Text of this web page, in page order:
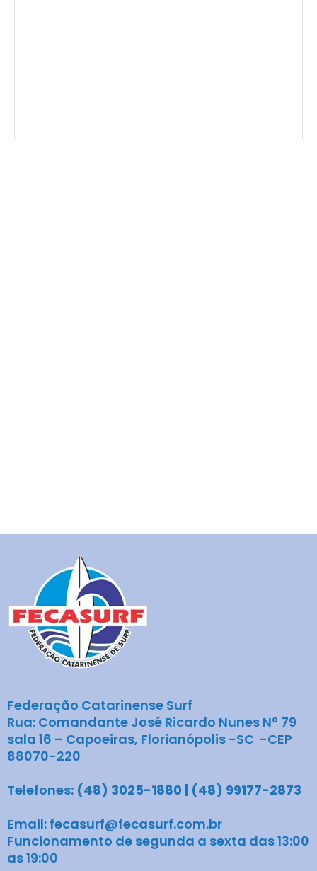
Federação Catarinense Surf
Rua: Comandante José Ricardo Nunes Nº 79
sala 16 – Capoeiras, Florianópolis -SC -CEP
88070-220
Telefones: (48) 3025-1880 | (48) 99177-2873
Email: fecasurf@fecasurf.com.br
Funcionamento de segunda a sexta das 13:00
as 19:00